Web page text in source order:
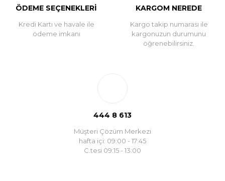
ÖDEME SEÇENEKLERİ
Kredi Kartı ve havale ile
ödeme imkanı
KARGOM NEREDE
Kargo takip numarası ile
kargonuzun durumunu
öğrenebilirsiniz.
444 8 613
Müşteri Çözüm Merkezi
hafta içi: 09:00 - 17:45
C.tesi 09:15 - 13:00